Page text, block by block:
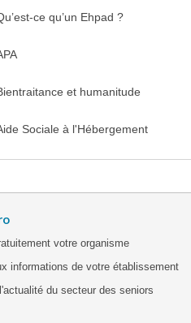
ce qu’un Ehpad ?
et humanitude
Sociale à l'Hébergement
votre organisme
informations de votre établissement
du secteur des seniors